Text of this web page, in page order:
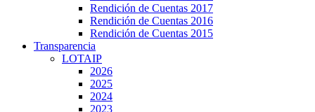
Rendición de Cuentas 2017
Rendición de Cuentas 2016
Rendición de Cuentas 2015
Transparencia
LOTAIP
2026
2025
2024
2023